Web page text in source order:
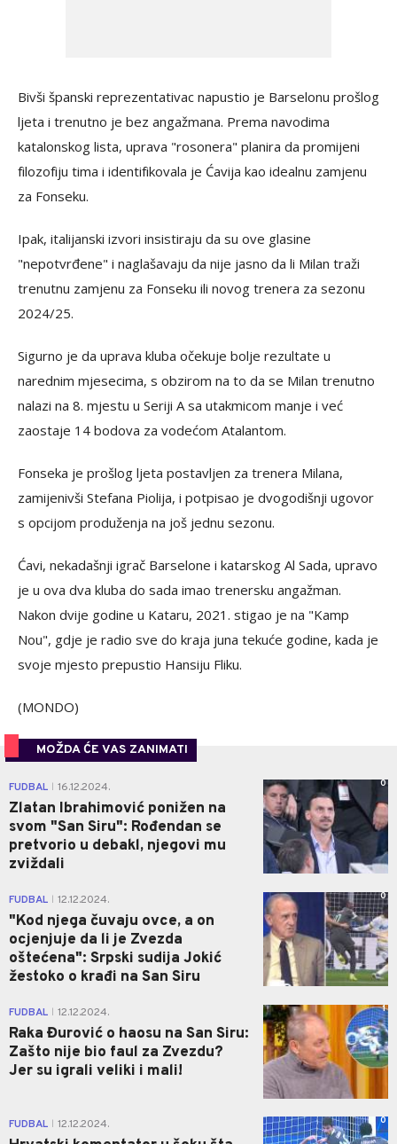
Bivši španski reprezentativac napustio je Barselonu prošlog
ljeta i trenutno je bez angažmana. Prema navodima
katalonskog lista, uprava "rosonera" planira da promijeni
filozofiju tima i identifikovala je Ćavija kao idealnu zamjenu
za Fonseku.
Ipak, italijanski izvori insistiraju da su ove glasine
"nepotvrđene" i naglašavaju da nije jasno da li Milan traži
trenutnu zamjenu za Fonseku ili novog trenera za sezonu
2024/25.
Sigurno je da uprava kluba očekuje bolje rezultate u
narednim mjesecima, s obzirom na to da se Milan trenutno
nalazi na 8. mjestu u Seriji A sa utakmicom manje i već
zaostaje 14 bodova za vodećom Atalantom.
Fonseka je prošlog ljeta postavljen za trenera Milana,
zamijenivši Stefana Piolija, i potpisao je dvogodišnji ugovor
s opcijom produženja na još jednu sezonu.
Ćavi, nekadašnji igrač Barselone i katarskog Al Sada, upravo
je u ova dva kluba do sada imao trenersku angažman.
Nakon dvije godine u Kataru, 2021. stigao je na "Kamp
Nou", gdje je radio sve do kraja juna tekuće godine, kada je
svoje mjesto prepustio Hansiju Fliku.
(MONDO)
MOŽDA ĆE VAS ZANIMATI
FUDBAL 16.12.2024.
Zlatan Ibrahimović ponižen na
svom "San Siru": Rođendan se
pretvorio u debakl, njegovi mu
zviždali
0
FUDBAL 12.12.2024.
"Kod njega čuvaju ovce, a on
ocjenjuje da li je Zvezda
oštećena": Srpski sudija Jokić
žestoko o krađi na San Siru
0
FUDBAL 12.12.2024.
Raka Đurović o haosu na San Siru:
Zašto nije bio faul za Zvezdu?
Jer su igrali veliki i mali!
1
FUDBAL 12.12.2024. 0